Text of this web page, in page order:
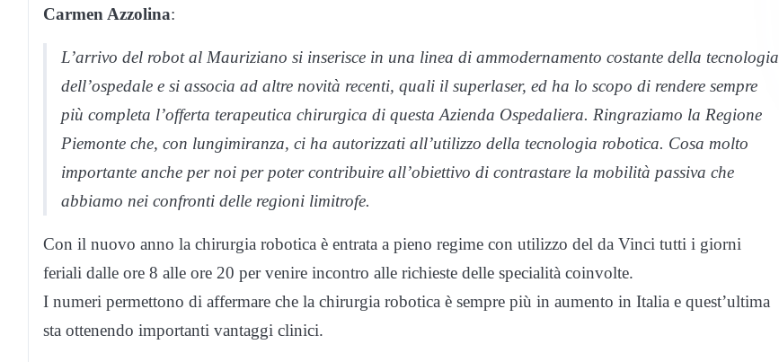
Carmen Azzolina:
L’arrivo del robot al Mauriziano si inserisce in una linea di ammodernamento costante della tecnologia
dell’ospedale e si associa ad altre novità recenti, quali il superlaser, ed ha lo scopo di rendere sempre
più completa l’offerta terapeutica chirurgica di questa Azienda Ospedaliera. Ringraziamo la Regione
Piemonte che, con lungimiranza, ci ha autorizzati all’utilizzo della tecnologia robotica. Cosa molto
importante anche per noi per poter contribuire all’obiettivo di contrastare la mobilità passiva che
abbiamo nei confronti delle regioni limitrofe.
Con il nuovo anno la chirurgia robotica è entrata a pieno regime con utilizzo del da Vinci tutti i giorni
feriali dalle ore 8 alle ore 20 per venire incontro alle richieste delle specialità coinvolte.
I numeri permettono di affermare che la chirurgia robotica è sempre più in aumento in Italia e quest’ultima
sta ottenendo importanti vantaggi clinici.